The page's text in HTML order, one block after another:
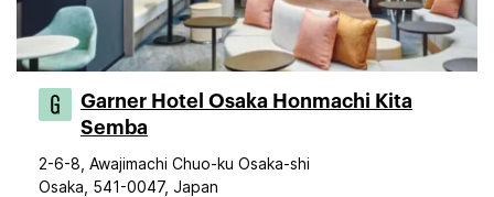
Garner Hotel Osaka Honmachi Kita
Semba
2-6-8, Awajimachi Chuo-ku Osaka-shi
Osaka, 541-0047, Japan